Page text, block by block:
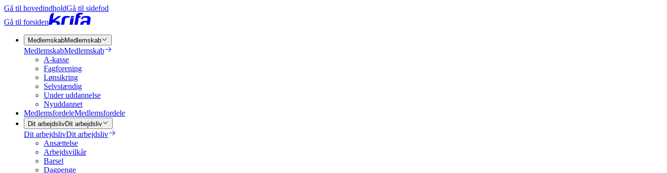
Gå til hovedindholdGå til sidefod
Gå til forsiden
MedlemskabMedlemskab
MedlemskabMedlemskab
A-kasse
Fagforening
Lønsikring
Selvstændig
Under uddannelse
Nyuddannet
MedlemsfordeleMedlemsfordele
Dit arbejdslivDit arbejdsliv
Dit arbejdslivDit arbejdsliv
Ansættelse
Arbejdsvilkår
Barsel
Dagpenge